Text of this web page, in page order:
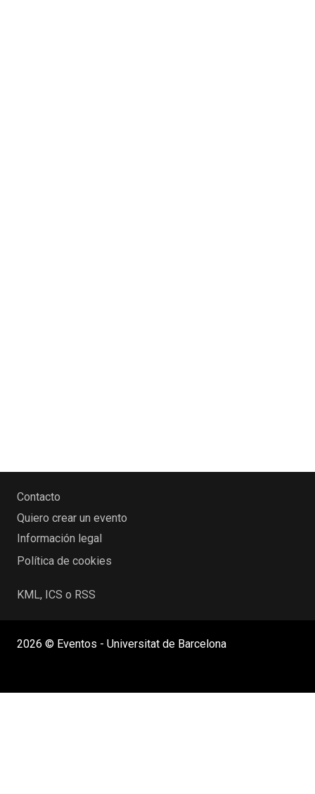
Contacto
Quiero crear un evento
Información legal
Política de cookies
KML, ICS o RSS
2026 © Eventos - Universitat de Barcelona